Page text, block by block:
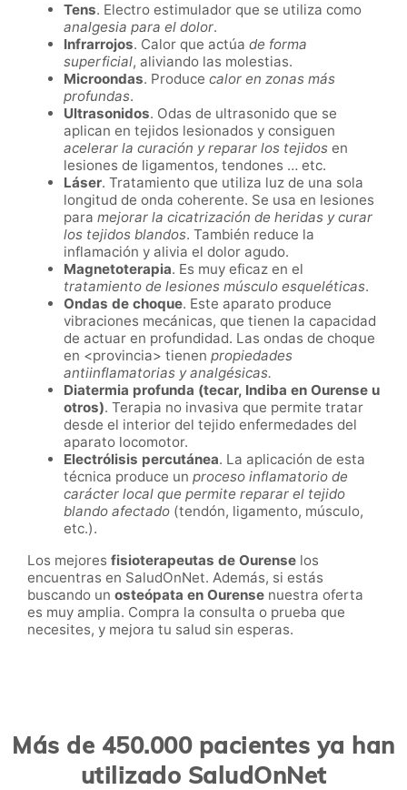
Tens. Electro estimulador que se utiliza como
analgesia para el dolor.
Infrarrojos. Calor que actúa de forma
superficial, aliviando las molestias.
Microondas. Produce calor en zonas más
profundas.
Ultrasonidos. Odas de ultrasonido que se
aplican en tejidos lesionados y consiguen
acelerar la curación y reparar los tejidos en
lesiones de ligamentos, tendones … etc.
Láser. Tratamiento que utiliza luz de una sola
longitud de onda coherente. Se usa en lesiones
para mejorar la cicatrización de heridas y curar
los tejidos blandos. También reduce la
inflamación y alivia el dolor agudo.
Magnetoterapia. Es muy eficaz en el
tratamiento de lesiones músculo esqueléticas.
Ondas de choque. Este aparato produce
vibraciones mecánicas, que tienen la capacidad
de actuar en profundidad. Las ondas de choque
en <provincia> tienen propiedades
antiinflamatorias y analgésicas.
Diatermia profunda (tecar, Indiba en Ourense u
otros). Terapia no invasiva que permite tratar
desde el interior del tejido enfermedades del
aparato locomotor.
Electrólisis percutánea. La aplicación de esta
técnica produce un proceso inflamatorio de
carácter local que permite reparar el tejido
blando afectado (tendón, ligamento, músculo,
etc.).
Los mejores fisioterapeutas de Ourense los
encuentras en SaludOnNet. Además, si estás
buscando un osteópata en Ourense nuestra oferta
es muy amplia. Compra la consulta o prueba que
necesites, y mejora tu salud sin esperas.
Más de 450.000 pacientes ya han
utilizado SaludOnNet